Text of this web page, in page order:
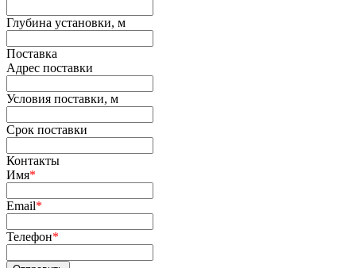
Глубина установки, м
Поставка
Адрес поставки
Условия поставки, м
Срок поставки
Контакты
Имя*
Email*
Телефон*